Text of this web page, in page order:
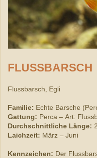
FLUSSBARSCH
Flussbarsch, Egli
Familie: Echte Barsche
Gattung: Perca – Art:
Durchschnittliche Länge:
Laichzeit: März – Juni
Kennzeichen: Der